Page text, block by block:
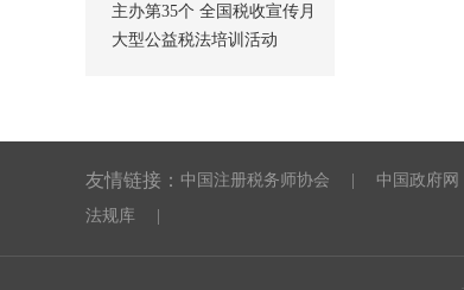
主办第35个 全国税收宣传月
大型公益税法培训活动
友情链接： 中国注册税务师协会 中国政府网
法规库